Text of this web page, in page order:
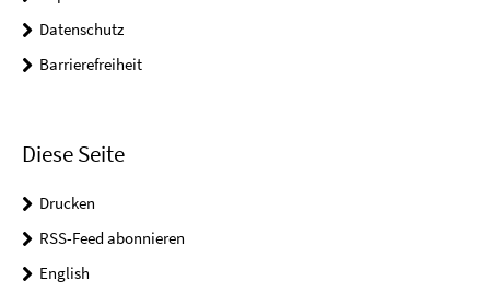
Datenschutz
Barrierefreiheit
Diese Seite
Drucken
RSS-Feed abonnieren
English